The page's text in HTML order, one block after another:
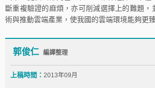
斷重複驗證的麻煩，亦可削減選擇上的難題，
術與推動雲端產業，使我國的雲端環境能夠更
郭俊仁 編譯整理
上稿時間： 2013年09月